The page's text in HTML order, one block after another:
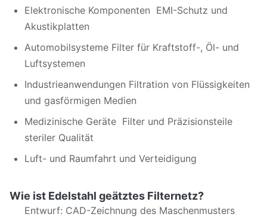
Elektronische Komponenten ­ EMI-Schutz und
Akustikplatten
Automobilsysteme Filter für Kraftstoff-, Öl- und
Luftsystemen
Industrieanwendungen Filtration von Flüssigkeiten
und gasförmigen Medien
Medizinische Geräte ️ Filter und Präzisionsteile
steriler Qualität
Luft- und Raumfahrt und Verteidigung
Wie ist Edelstahl geätztes Filternetz?
Entwurf: CAD-Zeichnung des Maschenmusters